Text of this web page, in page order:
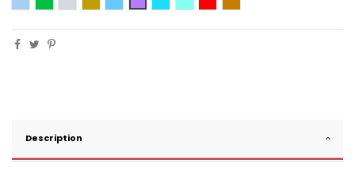
Description